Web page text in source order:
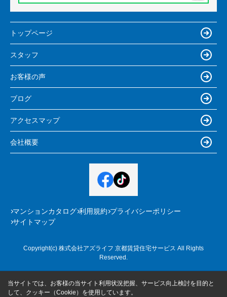
トップページ
スタッフ
お客様の声
ブログ
アクセスマップ
会社概要
マンションカタログ 利用規約 プライバシーポリシー
サイトマップ
Copyright(c) 株式会社アズライフ 京都賃貸住宅サービス All Rights
Reserved.
当サイトでは、お客様の当サイト利用状況把握、サービス向上検討を目的と
して、クッキー（Cookie）を使用しています。